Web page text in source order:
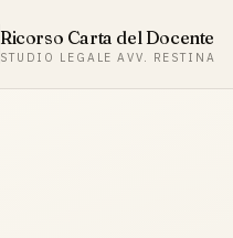
Ricorso Carta del Docente
STUDIO LEGALE AVV. RESTINA